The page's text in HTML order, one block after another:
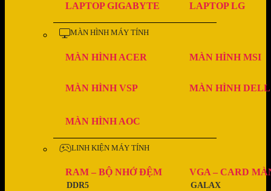
LAPTOP GIGABYTE LAPTOP LG
MÀN HÌNH MÁY TÍNH
MÀN HÌNH ACER MÀN HÌNH MSI
MÀN HÌNH VSP MÀN HÌNH DELL
MÀN HÌNH AOC
LINH KIỆN MÁY TÍNH
RAM – BỘ NHỚ ĐỆM
DDR5
VGA – CARD
GALAX